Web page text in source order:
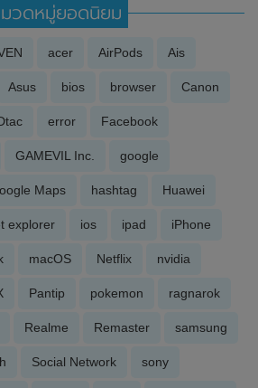
วดหมู่ยอดนิยม
acer AirPods Ais
Asus bios browser Canon
error Facebook
GAMEVIL Inc. google
Maps hashtag Huawei
explorer ios ipad iPhone
macOS Netflix nvidia
Pantip pokemon ragnarok
Realme Remaster samsung
Social Network sony